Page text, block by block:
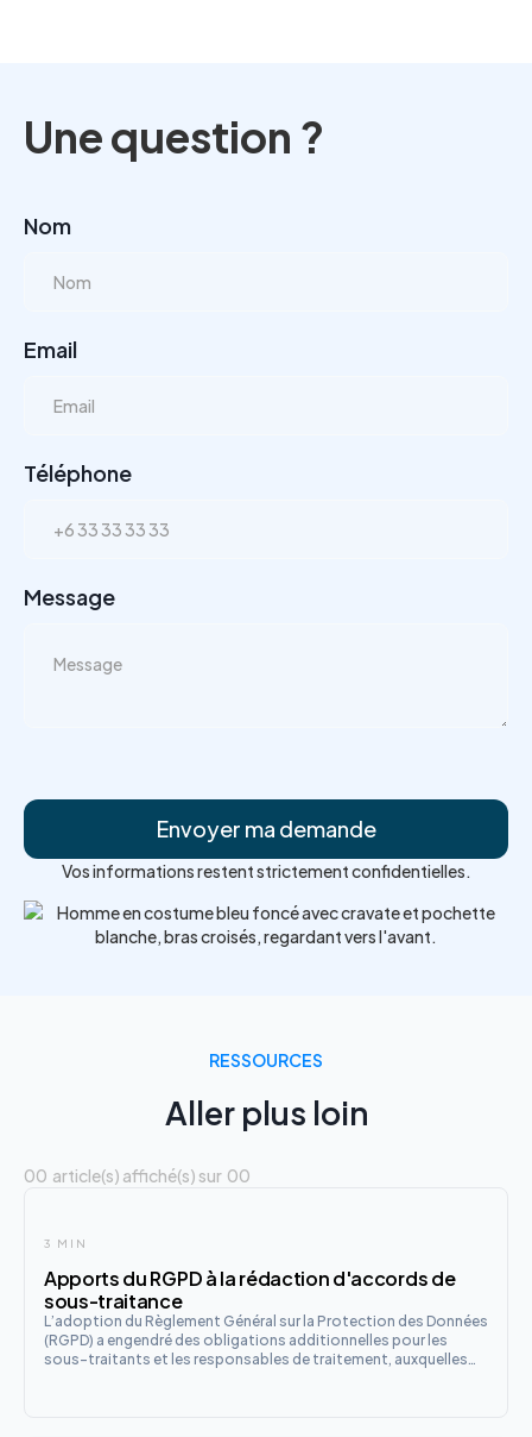
Une question ?
Nom
Email
Téléphone
Message
Vos informations restent strictement confidentielles.
RESSOURCES
Aller plus loin
00 article(s) affiché(s) sur 00
3 MIN
Apports du RGPD à la rédaction d'accords de
sous-traitance
L’adoption du Règlement Général sur la Protection des Données
(RGPD) a engendré des obligations additionnelles pour les
sous-traitants et les responsables de traitement, auxquelles